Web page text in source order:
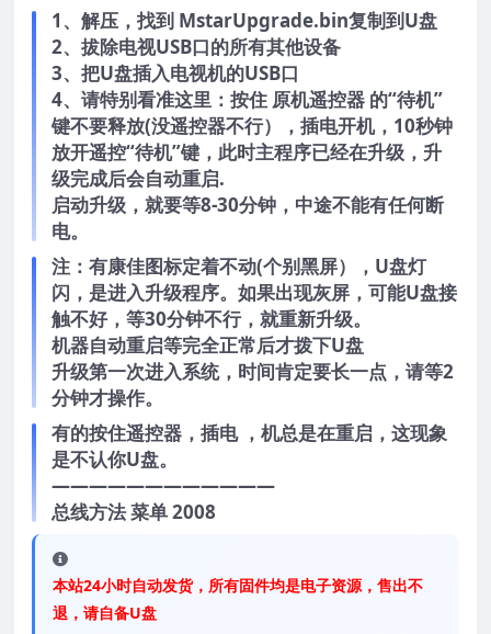
1、解压，找到 MstarUpgrade.bin复制到U盘
2、拔除电视USB口的所有其他设备
3、把U盘插入电视机的USB口
4、请特别看准这里：按住 原机遥控器 的“待机”
键不要释放(没遥控器不行），插电开机，10秒钟
放开遥控“待机”键，此时主程序已经在升级，升
级完成后会自动重启.
启动升级，就要等8-30分钟，中途不能有任何断
电。
注：有康佳图标定着不动(个别黑屏），U盘灯
闪，是进入升级程序。如果出现灰屏，可能U盘接
触不好，等30分钟不行，就重新升级。
机器自动重启等完全正常后才拨下U盘
升级第一次进入系统，时间肯定要长一点，请等2
分钟才操作。
有的按住遥控器，插电 ，机总是在重启，这现象
是不认你U盘。
————————————
总线方法 菜单 2008
本站24小时自动发货，所有固件均是电子资源，售出不
退，请自备U盘